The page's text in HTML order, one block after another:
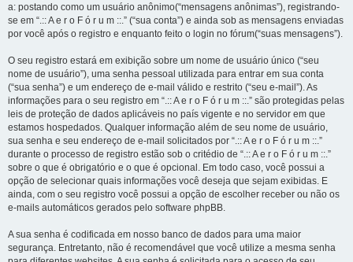
a: postando como um usuário anônimo(“mensagens anônimas”), registrando-
se em “.:: A e r o F ó r u m ::.” (“sua conta”) e ainda sob as mensagens enviadas
por você após o registro e enquanto feito o login no fórum(“suas mensagens”).
O seu registro estará em exibição sobre um nome de usuário único (“seu
nome de usuário”), uma senha pessoal utilizada para entrar em sua conta
(“sua senha”) e um endereço de e-mail válido e restrito (“seu e-mail”). As
informações para o seu registro em “.:: A e r o F ó r u m ::.” são protegidas pelas
leis de proteção de dados aplicáveis no país vigente e no servidor em que
estamos hospedados. Qualquer informação além de seu nome de usuário,
sua senha e seu endereço de e-mail solicitados por “.:: A e r o F ó r u m ::.”
durante o processo de registro estão sob o critédio de “.:: A e r o F ó r u m ::.”
sobre o que é obrigatório e o que é opcional. Em todo caso, você possui a
opção de selecionar quais informações você deseja que sejam exibidas. E
ainda, com o seu registro você possui a opção de escolher receber ou não os
e-mails automáticos gerados pelo software phpBB.
A sua senha é codificada em nosso banco de dados para uma maior
segurança. Entretanto, não é recomendável que você utilize a mesma senha